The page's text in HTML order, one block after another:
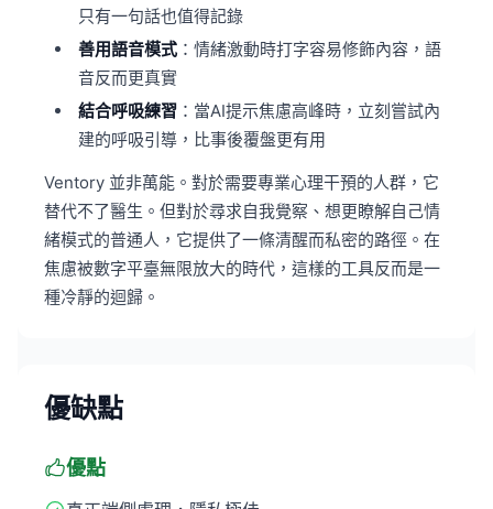
只有一句話也值得記錄
善用語音模式：情緒激動時打字容易修飾內容，語
音反而更真實
結合呼吸練習：當AI提示焦慮高峰時，立刻嘗試內
建的呼吸引導，比事後覆盤更有用
Ventory 並非萬能。對於需要專業心理干預的人群，它
替代不了醫生。但對於尋求自我覺察、想更瞭解自己情
緒模式的普通人，它提供了一條清醒而私密的路徑。在
焦慮被數字平臺無限放大的時代，這樣的工具反而是一
種冷靜的迴歸。
優缺點
優點